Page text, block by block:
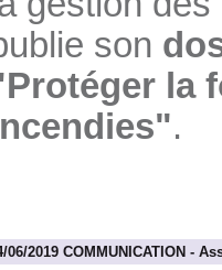
son
la
.
06/2019 COMMUNICATION -